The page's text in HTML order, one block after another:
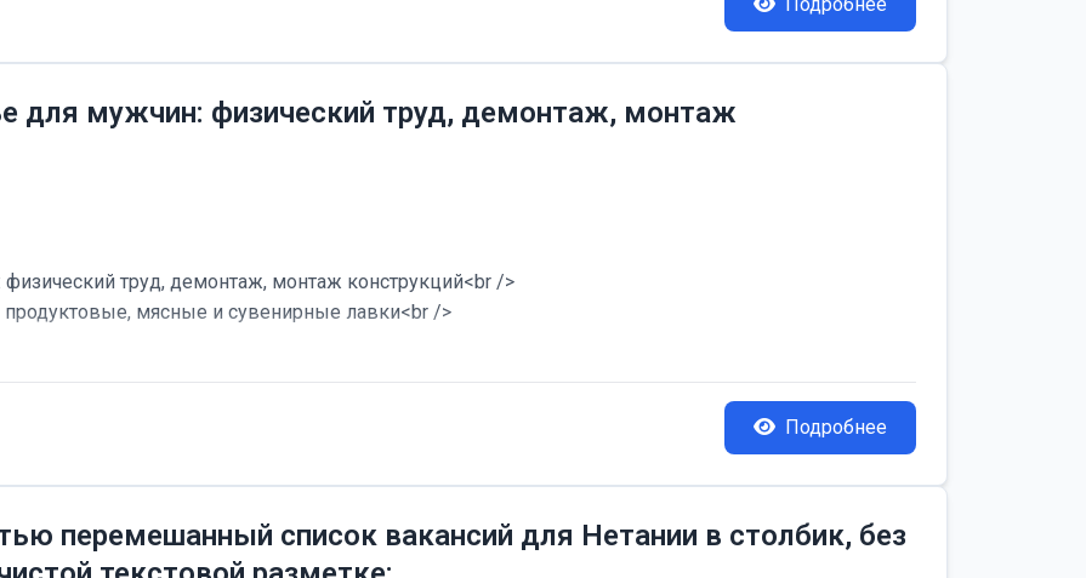
для мужчин: физический труд, демонтаж, монтаж
труд, демонтаж, монтаж конструкций<br />
продуктовые, мясные и сувенирные лавки<br />
Подробнее
перемешанный список вакансий для Нетании в столбик, без